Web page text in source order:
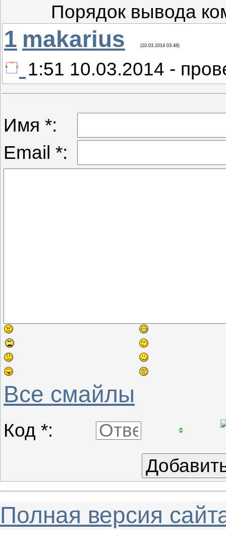
Порядок вывода
1 makarius (10.03.2014 03:48)
1:51 10.03.2014 -
Имя *:
Email *:
Все смайлы
Код *:
Полная версия